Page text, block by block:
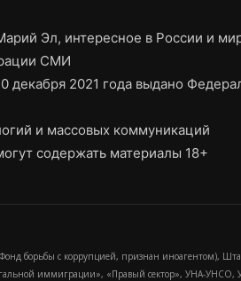
Эл, интересное в России и
СМИ
2021 года выдано
и массовых коммуникаций
содержать материалы 18+
борьбы с коррупцией, признан иноагентом),
иммиграции», «Правый сектор», УНА-